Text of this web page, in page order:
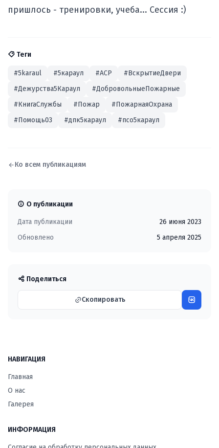
пришлось - тренировки, учеба... Сессия :)
Теги
#5karaul #5караул #АСР
#ВскрытиеДвери
#Дежурства5Караул
#ДобровольныеПожарные
#КнигаСлужбы
#Пожар
#ПожарнаяОхрана
#Помощь03
#дпк5караул #псо5караул
Ко всем публикациям
О публикации
Дата публикации
26 июня 2023
Обновлено
5 апреля 2025
Поделиться
Скопировать
НАВИГАЦИЯ
Главная
О нас
Галерея
ИНФОРМАЦИЯ